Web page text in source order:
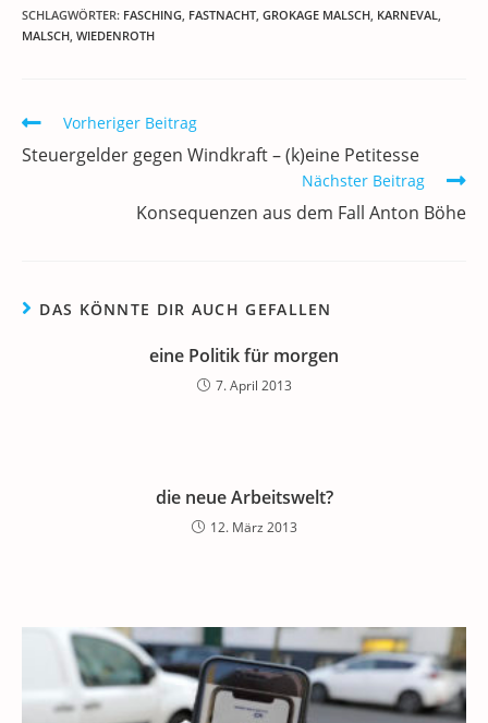
c
e
o
o
itt
er
ai
l
k
n
at
p
e re le
SCHLAGWÖRTER: FASCHING, FASTNACHT, GROKAGE MALSCH, KARNEVAL,
MALSCH, WIEDENROTH
Weitere
ansehen
Vorheriger Beitrag
Steuergelder gegen Windkraft – (k)eine Petitesse
Nächster Beitrag
Konsequenzen aus dem Fall Anton Böhe
DAS KÖNNTE DIR AUCH GEFALLEN
eine Politik für morgen
7. April 2013
die neue Arbeitswelt?
12. März 2013